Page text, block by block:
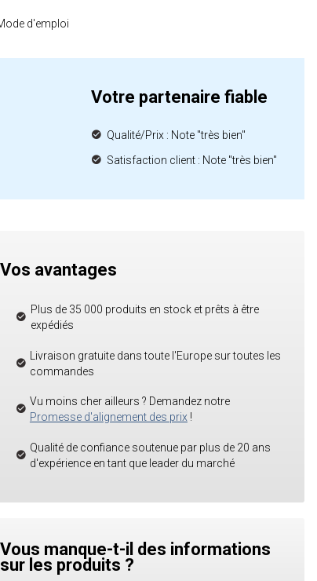
d'emploi
Votre partenaire fiable
Qualité/Prix : Note "très bien"
Satisfaction client : Note "très bien"
Vos avantages
Plus de 35 000 produits en stock et prêts à être
expédiés
Livraison gratuite dans toute l'Europe sur toutes les
commandes
Vu moins cher ailleurs ? Demandez notre
Promesse d'alignement des prix!
Qualité de confiance soutenue par plus de 20 ans
d'expérience en tant que leader du marché
Vous manque-t-il des informations
sur les produits ?